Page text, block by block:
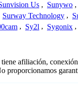
Us , Sunywo ,
Surway Technology ,
, Sy2l , Sygonix ,
afiliación,
proporcionamos